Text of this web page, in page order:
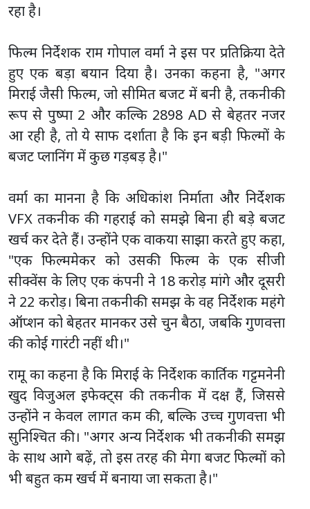
रहा है।
फिल्म निर्देशक राम गोपाल वर्मा ने इस पर प्रतिक्रिया देते
हुए एक बड़ा बयान दिया है। उनका कहना है, "अगर
मिराई जैसी फिल्म, जो सीमित बजट में बनी है, तकनीकी
रूप से पुष्पा 2 और कल्कि 2898 AD से बेहतर नजर
आ रही है, तो ये साफ दर्शाता है कि इन बड़ी फिल्मों के
बजट प्लानिंग में कुछ गड़बड़ है।"
वर्मा का मानना है कि अधिकांश निर्माता और निर्देशक
VFX तकनीक की गहराई को समझे बिना ही बड़े बजट
खर्च कर देते हैं। उन्होंने एक वाकया साझा करते हुए कहा,
"एक फिल्ममेकर को उसकी फिल्म के एक सीजी
सीक्वेंस के लिए एक कंपनी ने 18 करोड़ मांगे और दूसरी
ने 22 करोड़। बिना तकनीकी समझ के वह निर्देशक महंगे
ऑप्शन को बेहतर मानकर उसे चुन बैठा, जबकि गुणवत्ता
की कोई गारंटी नहीं थी।"
रामू का कहना है कि मिराई के निर्देशक कार्तिक गट्टमनेनी
खुद विजुअल इफेक्ट्स की तकनीक में दक्ष हैं, जिससे
उन्होंने न केवल लागत कम की, बल्कि उच्च गुणवत्ता भी
सुनिश्चित की। "अगर अन्य निर्देशक भी तकनीकी समझ
के साथ आगे बढ़ें, तो इस तरह की मेगा बजट फिल्मों को
भी बहुत कम खर्च में बनाया जा सकता है।"